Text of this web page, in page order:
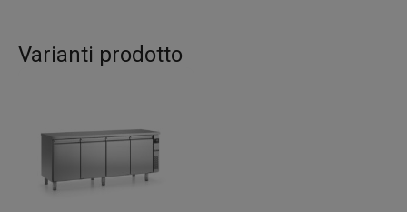
Varianti prodotto